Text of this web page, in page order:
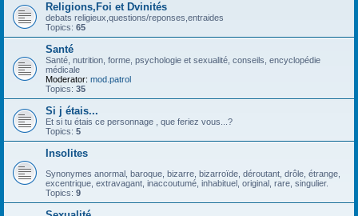
Religions,Foi et Dvinités
debats religieux,questions/reponses,entraides
Topics: 65
Santé
Santé, nutrition, forme, psychologie et sexualité, conseils, encyclopédie
médicale
Moderator: mod.patrol
Topics: 35
Si j étais...
Et si tu étais ce personnage , que feriez vous...?
Topics: 5
Insolites
Synonymes anormal, baroque, bizarre, bizarroïde, déroutant, drôle, étrange,
excentrique, extravagant, inaccoutumé, inhabituel, original, rare, singulier.
Topics: 9